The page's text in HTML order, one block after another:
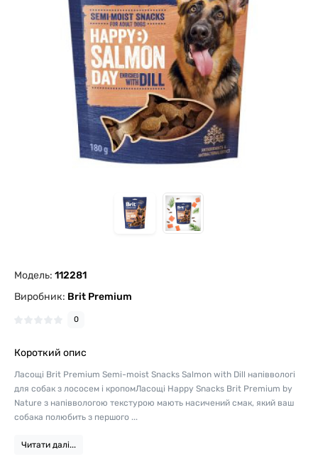
Модель: 112281
Виробник: Brit Premium
0
Короткий опис
Ласощі Brit Premium Semi-moist Snacks Salmon with Dill напіввологі
для cобак з лососем і кропомЛасощі Happy Snacks Brit Premium by
Nature з напіввологою текстурою мають насичений смак, який ваш
собака полюбить з першого ...
Читати далі...